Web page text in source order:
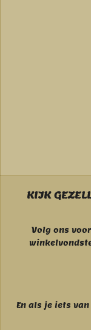
KIJK
Volg ons
En als je iets